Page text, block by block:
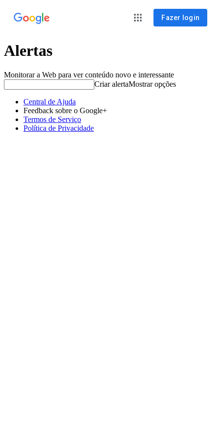
Fazer login
Alertas
Monitorar a Web para ver conteúdo novo e interessante
Criar alertaMostrar opções
Central de Ajuda
Feedback sobre o Google+
Termos de Serviço
Política de Privacidade